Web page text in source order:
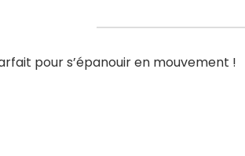
pour s’épanouir en mouvement !